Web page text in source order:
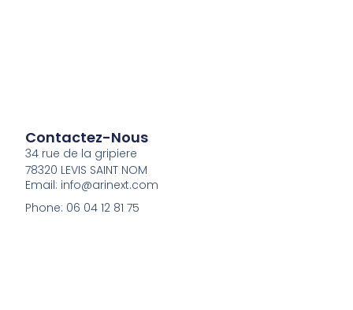
Contactez-Nous
34 rue de la gripiere
78320 LEVIS SAINT NOM
Email: info@arinext.com
Phone: 06 04 12 81 75